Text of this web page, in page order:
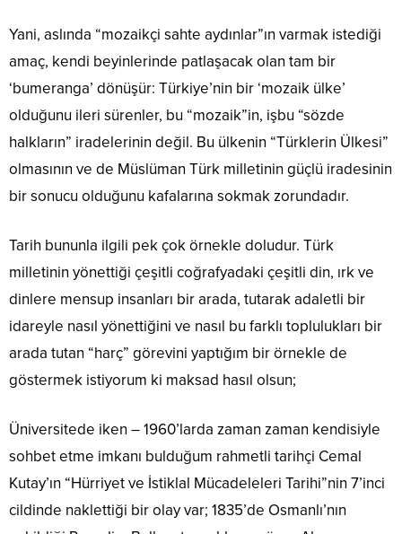
Yani, aslında “mozaikçi sahte aydınlar”ın varmak istediği
amaç, kendi beyinlerinde patlaşacak olan tam bir
‘bumeranga’ dönüşür: Türkiye’nin bir ‘mozaik ülke’
olduğunu ileri sürenler, bu “mozaik”in, işbu “sözde
halkların” iradelerinin değil. Bu ülkenin “Türklerin Ülkesi”
olmasının ve de Müslüman Türk milletinin güçlü iradesinin
bir sonucu olduğunu kafalarına sokmak zorundadır.
Tarih bununla ilgili pek çok örnekle doludur. Türk
milletinin yönettiği çeşitli coğrafyadaki çeşitli din, ırk ve
dinlere mensup insanları bir arada, tutarak adaletli bir
idareyle nasıl yönettiğini ve nasıl bu farklı toplulukları bir
arada tutan “harç” görevini yaptığım bir örnekle de
göstermek istiyorum ki maksad hasıl olsun;
Üniversitede iken – 1960’larda zaman zaman kendisiyle
sohbet etme imkanı bulduğum rahmetli tarihçi Cemal
Kutay’ın “Hürriyet ve İstiklal Mücadeleleri Tarihi”nin 7’inci
cildinde naklettiği bir olay var; 1835’de Osmanlı’nın